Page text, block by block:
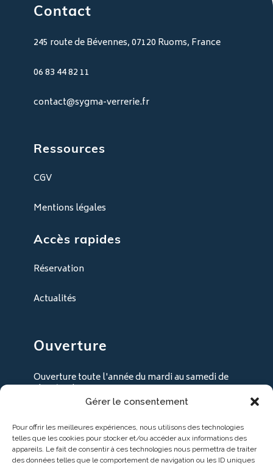
Gérer le consentement
Pour offrir les meilleures expériences, nous utilisons des technologies
telles que les cookies pour stocker et/ou accéder aux informations des
appareils. Le fait de consentir à ces technologies nous permettra de traiter
des données telles que le comportement de navigation ou les ID uniques
Contact
245 route de Bévennes, 07120 Ruoms, France
06 83 44 82 11
contact@sygma-verrerie.fr
Ressources
CGV
Mentions légales
Accès rapides
Réservation
Actualités
Ouverture
Ouverture toute l'année du mardi au samedi de
9h30 à 18h30